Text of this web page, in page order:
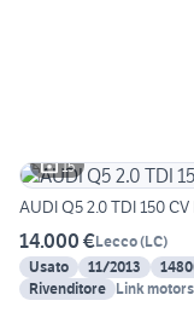
15
AUDI Q5 2.0 TDI 150
14.000 €Lecco(LC)
Usato
11/2013
Rivenditore Link